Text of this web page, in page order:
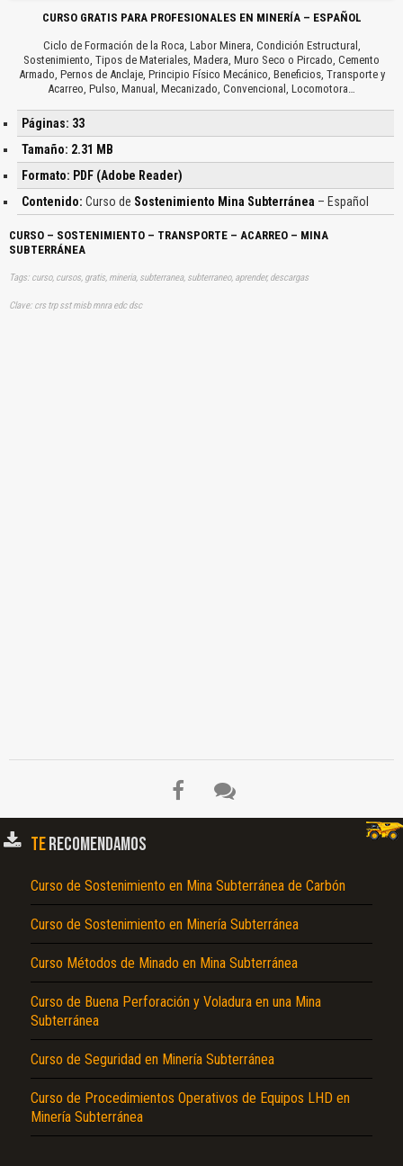
CURSO GRATIS PARA PROFESIONALES EN MINERÍA – ESPAÑOL
Ciclo de Formación de la Roca, Labor Minera, Condición Estructural,
Sostenimiento, Tipos de Materiales, Madera, Muro Seco o Pircado, Cemento
Armado, Pernos de Anclaje, Principio Físico Mecánico, Beneficios, Transporte y
Acarreo, Pulso, Manual, Mecanizado, Convencional, Locomotora…
Páginas: 33
Tamaño: 2.31 MB
Formato: PDF (Adobe Reader)
Contenido: Curso de Sostenimiento Mina Subterránea – Español
CURSO – SOSTENIMIENTO – TRANSPORTE – ACARREO – MINA
SUBTERRÁNEA
Tags: curso, cursos, gratis, mineria, subterranea, subterraneo, aprender, descargas
Clave: crs trp sst misb mnra edc dsc
TERECOMENDAMOS
Curso de Sostenimiento en Mina Subterránea de Carbón
Curso de Sostenimiento en Minería Subterránea
Curso Métodos de Minado en Mina Subterránea
Curso de Buena Perforación y Voladura en una Mina
Subterránea
Curso de Seguridad en Minería Subterránea
Curso de Procedimientos Operativos de Equipos LHD en
Minería Subterránea
Texto o Imagen de portada son erróneos.
No carga o no se visualiza el contenido.
Reportar otro tipo de error...